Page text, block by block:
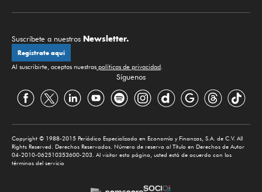
Suscríbete a nuestros Newsletter.
Regístrate aquí
Al suscribirte, aceptas nuestras políticas de privacidad.
Síguenos
Copyright © 1988-2015 Periódico Especializado en Economía y Finanzas, S.A. de C.V. All
Rights Reserved. Derechos Reservados. Número de reserva al Título en Derechos de Autor
04-2010-062510353600-203. Al visitar esta página, usted está de acuerdo con los
términos del servicio